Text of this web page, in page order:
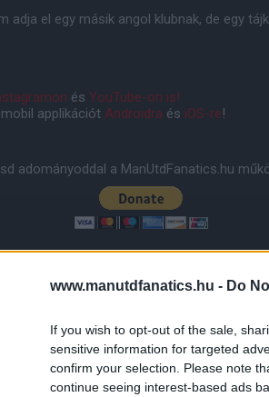
www.manutdfanatics.hu - Do
If you wish to opt-out of the sale,
sensitive information for targeted
confirm your selection. Please note
continue seeing interest-based ads
adja el egy másik angol klubnak, de egy
és YouTube-on is!
applikációt Androidra és iOS-re!
adományoddal a ManUtdFanatics.hu